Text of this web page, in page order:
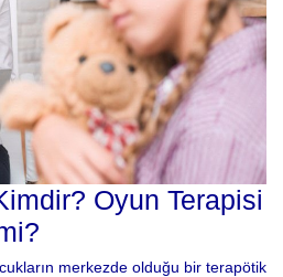
Oyun Terapisi
merkezde olduğu bir terapötik